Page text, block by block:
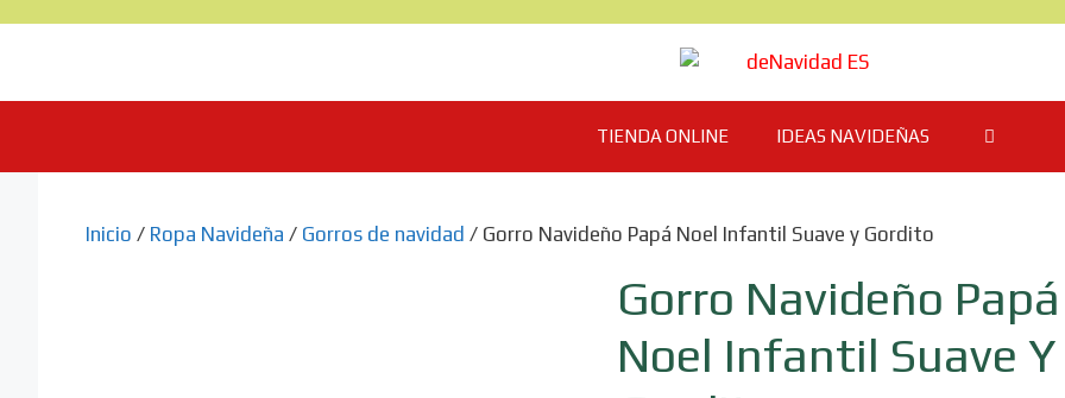
TIENDA ONLINE IDEAS NAVIDEÑAS
Inicio / Ropa Navideña / Gorros de navidad / Gorro Navideño Papá Noel Infantil Suave y Gordito
Gorro Navideño Papá
Noel Infantil Suave Y